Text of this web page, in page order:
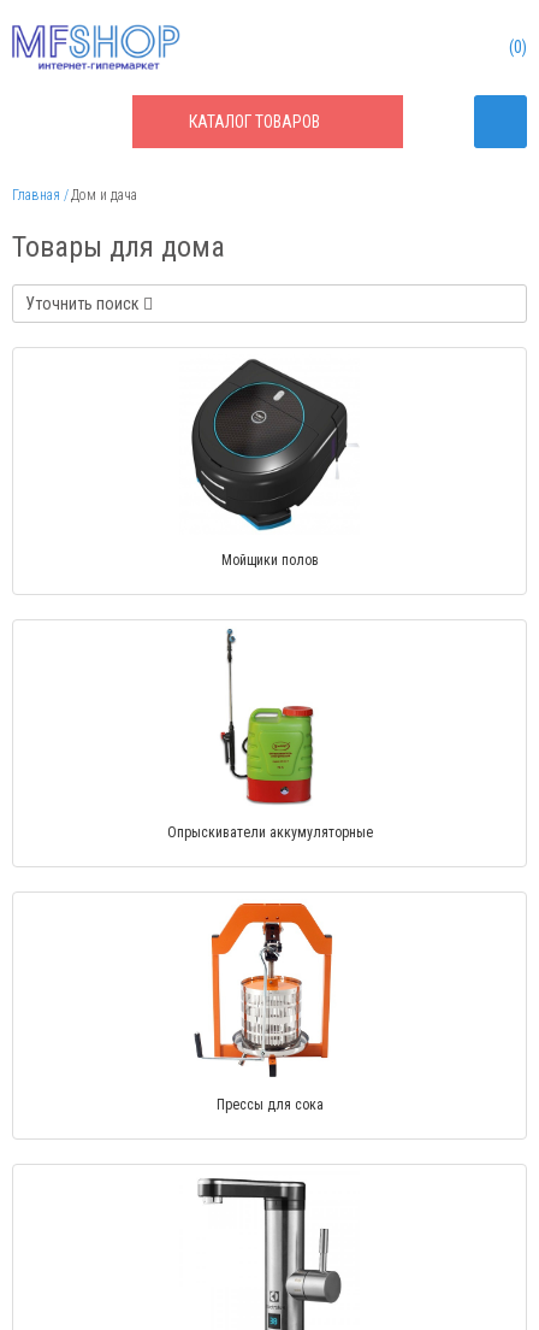
КАТАЛОГТОВАРОВ
0
Главная Дом и дача
Товары для дома
Уточнить поиск
Мойщики полов
Опрыскиватели аккумуляторные
Прессы для сока